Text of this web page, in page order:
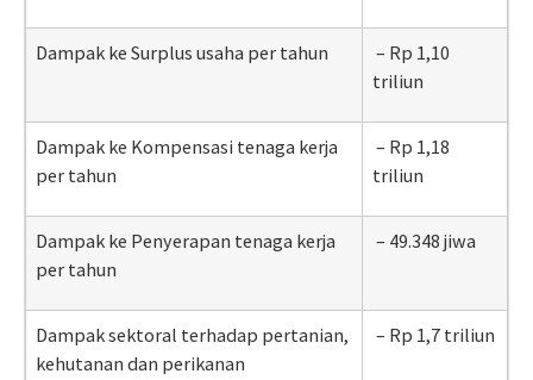
Dampak ke Surplus usaha per tahun
– Rp 1,10
triliun
Dampak ke Kompensasi tenaga kerja
per tahun
– Rp 1,18
triliun
Dampak ke Penyerapan tenaga kerja
per tahun
– 49.348 jiwa
Dampak sektoral terhadap pertanian,
kehutanan dan perikanan
– Rp 1,7 triliun